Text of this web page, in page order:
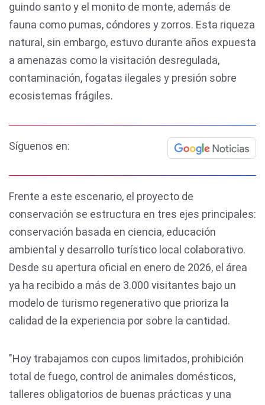
guindo santo y el monito de monte, además de
fauna como pumas, cóndores y zorros. Esta riqueza
natural, sin embargo, estuvo durante años expuesta
a amenazas como la visitación desregulada,
contaminación, fogatas ilegales y presión sobre
ecosistemas frágiles.
Síguenos en:
Frente a este escenario, el proyecto de
conservación se estructura en tres ejes principales:
conservación basada en ciencia, educación
ambiental y desarrollo turístico local colaborativo.
Desde su apertura oficial en enero de 2026, el área
ya ha recibido a más de 3.000 visitantes bajo un
modelo de turismo regenerativo que prioriza la
calidad de la experiencia por sobre la cantidad.
"Hoy trabajamos con cupos limitados, prohibición
total de fuego, control de animales domésticos,
talleres obligatorios de buenas prácticas y una